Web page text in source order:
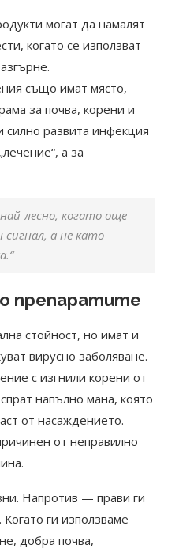
могат да намалят
когато се използват
също имат място,
за почва, корени и
силно развита инфекция
а за
лесно, когато още
а не като
препаратите
стойност, но имат и
вирусно заболяване.
с изгнили корени от
напълно мана, която
от насаждението.
от неправилно
Напротив — прави ги
ги използваме
добра почва,